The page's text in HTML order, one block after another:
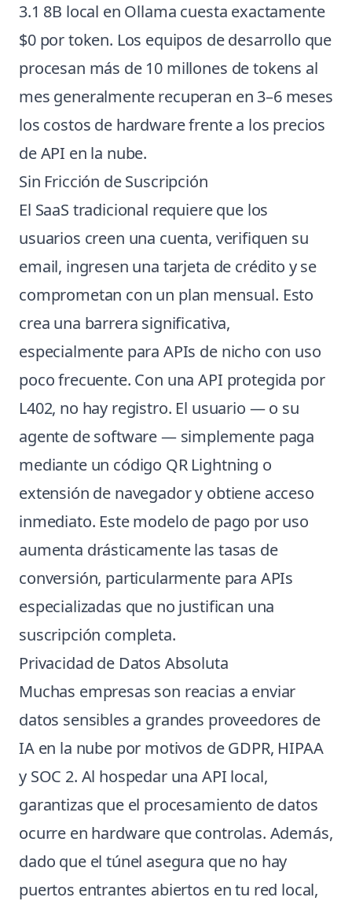
3.1 8B local en Ollama cuesta exactamente
$0 por token. Los equipos de desarrollo que
procesan más de 10 millones de tokens al
mes generalmente recuperan en 3–6 meses
los costos de hardware frente a los precios
de API en la nube.
Sin Fricción de Suscripción
El SaaS tradicional requiere que los
usuarios creen una cuenta, verifiquen su
email, ingresen una tarjeta de crédito y se
comprometan con un plan mensual. Esto
crea una barrera significativa,
especialmente para APIs de nicho con uso
poco frecuente. Con una API protegida por
L402, no hay registro. El usuario — o su
agente de software — simplemente paga
mediante un código QR Lightning o
extensión de navegador y obtiene acceso
inmediato. Este modelo de pago por uso
aumenta drásticamente las tasas de
conversión, particularmente para APIs
especializadas que no justifican una
suscripción completa.
Privacidad de Datos Absoluta
Muchas empresas son reacias a enviar
datos sensibles a grandes proveedores de
IA en la nube por motivos de GDPR, HIPAA
y SOC 2. Al hospedar una API local,
garantizas que el procesamiento de datos
ocurre en hardware que controlas. Además,
dado que el túnel asegura que no hay
puertos entrantes abiertos en tu red local,